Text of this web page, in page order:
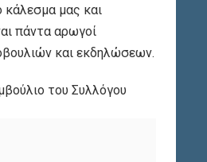
κάλεσμα μας και
πάντα αρωγοί
και εκδηλώσεων.
του Συλλόγου